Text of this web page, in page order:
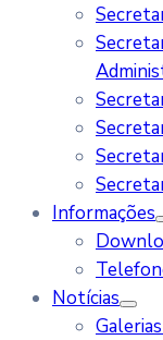
Informações
Notícias